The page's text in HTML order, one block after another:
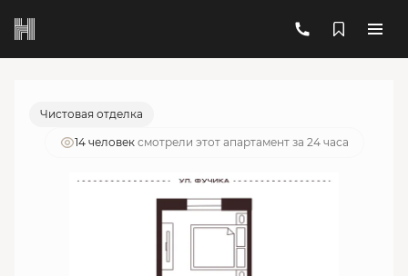
1-комнатный 6 186 805 руб.
Ипотека
Чистовая отделка
14 человек смотрели этот апартамент за 24 часа